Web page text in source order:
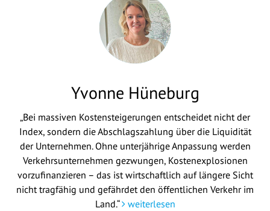
Yvonne Hüneburg
„Bei massiven Kostensteigerungen entscheidet nicht der
Index, sondern die Abschlagszahlung über die Liquidität
der Unternehmen. Ohne unterjährige Anpassung werden
Verkehrsunternehmen gezwungen, Kostenexplosionen
vorzufinanzieren – das ist wirtschaftlich auf längere Sicht
nicht tragfähig und gefährdet den öffentlichen Verkehr im
Land.“ weiterlesen